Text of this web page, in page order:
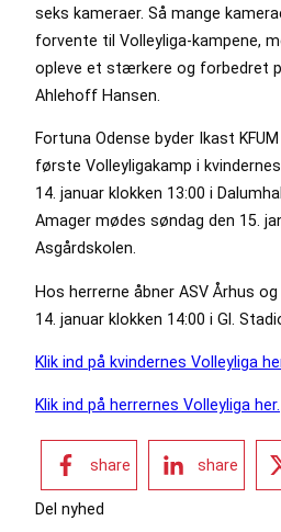
seks kameraer. Så mange
forvente til Volleyliga-kampene,
opleve et stærkere og forbedret
Ahlehoff Hansen.
Fortuna Odense byder Ikast
første Volleyligakamp i
14. januar klokken 13:00 i
Amager mødes søndag den 15.
Asgårdskolen.
Hos herrerne åbner ASV Århus
14. januar klokken 14:00 i Gl.
Klik ind på kvindernes Volleyliga
Klik ind på herrernes Volleyliga her.
share share
Del nyhed